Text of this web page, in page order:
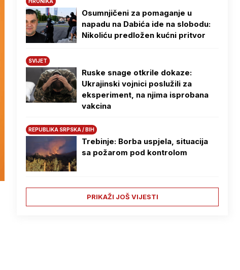
Osumnjičeni za pomaganje u
napadu na Dabića ide na slobodu:
Nikoliću predložen kućni pritvor
SVIJET
Ruske snage otkrile dokaze:
Ukrajinski vojnici poslužili za
eksperiment, na njima isprobana
vakcina
REPUBLIKA SRPSKA / BIH
Trebinje: Borba uspjela, situacija
sa požarom pod kontrolom
PRIKAŽI JOŠ VIJESTI